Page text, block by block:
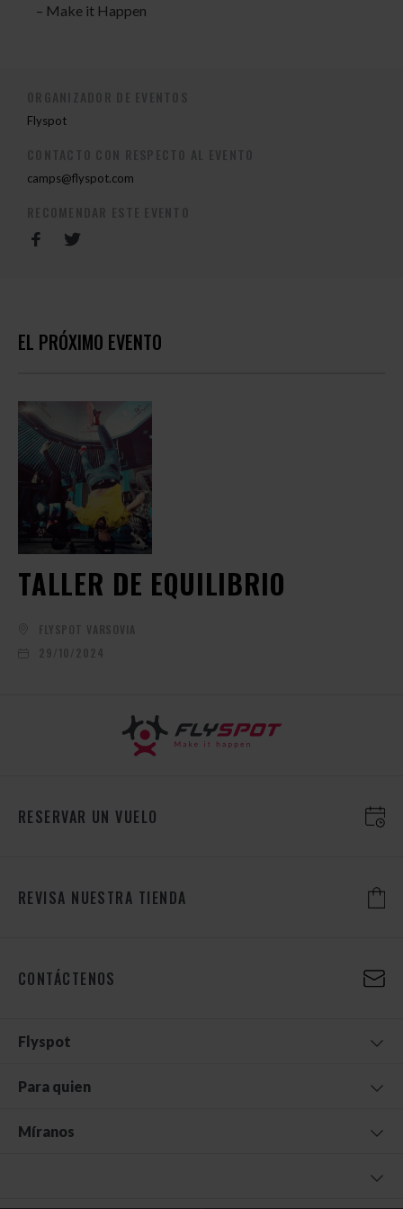
– Make it Happen
Flyspot
camps@flyspot.com
EL PRÓXIMO EVENTO
TALLER DE EQUILIBRIO
FLYSPOT VARSOVIA
29/10/2024
RESERVAR UN VUELO
REVISA NUESTRA TIENDA
CONTÁCTENOS
Flyspot
Para quien
Míranos